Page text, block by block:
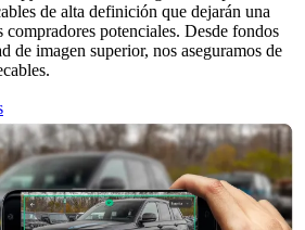
de alta definición que dejarán una
compradores potenciales. Desde fondos
de imagen superior, nos aseguramos de